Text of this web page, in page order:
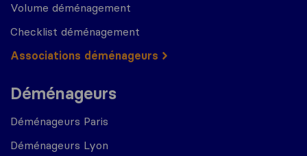
Volume déménagement
Checklist déménagement
Associations déménageurs
Déménageurs
Déménageurs Paris
Déménageurs Lyon